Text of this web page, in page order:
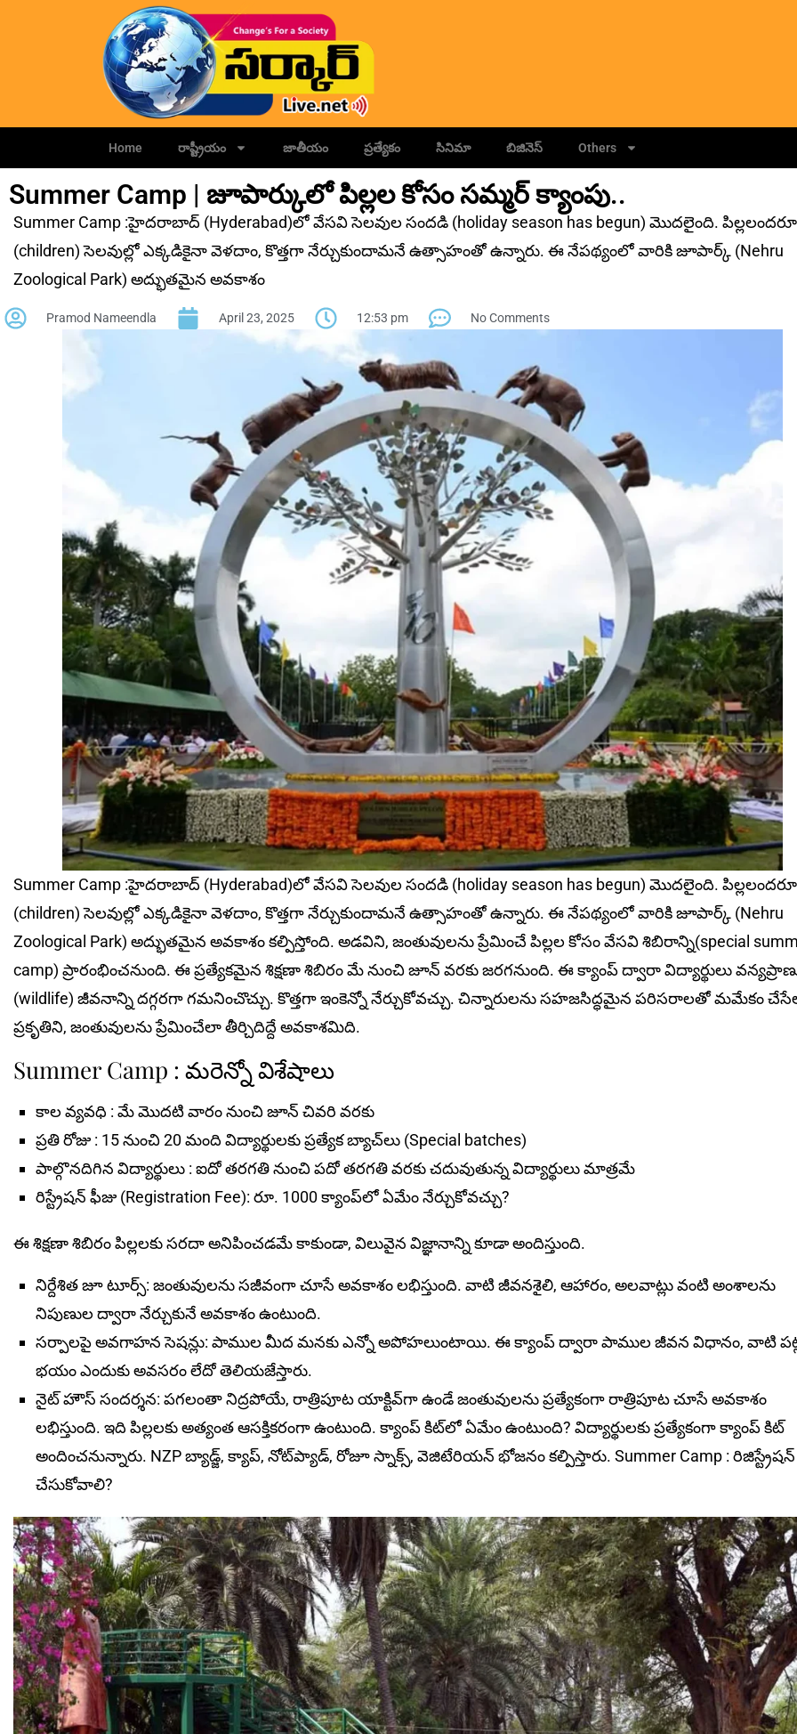
Home రాష్ట్రీయం జాతీయం ప్రత్యేకం సినిమా బిజినెస్ Others
Summer Camp | జూపార్కులో పిల్లల కోసం స‌మ్మర్‌ క్యాంపు..
Summer Camp :హైదరాబాద్ (Hyderabad)లో వేసవి సెలవుల సందడి (holiday season has begun) మొదలైంది. పిల్లలందరూ
(children) సెలవుల్లో ఎక్కడికైనా వెళదాం, కొత్తగా నేర్చుకుందామ‌నే ఉత్సాహంతో ఉన్నారు. ఈ నేప‌థ్యంలో వారికి జూపార్క్‌ (Nehru
Zoological Park) అద్భుతమైన అవకాశం
Pramod Nameendla April 23, 2025 12:53 pm No Comments
Summer Camp :హైదరాబాద్ (Hyderabad)లో వేసవి సెలవుల సందడి (holiday season has begun) మొదలైంది. పిల్లలందరూ
(children) సెలవుల్లో ఎక్కడికైనా వెళదాం, కొత్తగా నేర్చుకుందామ‌నే ఉత్సాహంతో ఉన్నారు. ఈ నేప‌థ్యంలో వారికి జూపార్క్‌ (Nehru
Zoological Park) అద్భుతమైన అవకాశం కల్పిస్తోంది. అడవిని, జంతువులను ప్రేమించే పిల్లల కోసం వేసవి శిబిరాన్ని(special
camp) ప్రారంభించనుంది. ఈ ప్రత్యేకమైన శిక్షణా శిబిరం మే నుంచి జూన్ వరకు జరగనుంది. ఈ క్యాంప్‌ ద్వారా విద్యార్థులు
(wildlife) జీవనాన్ని దగ్గరగా గమనించొచ్చు. కొత్తగా ఇంకెన్నో నేర్చుకోవచ్చు. చిన్నారుల‌ను సహజసిద్ధమైన పరిసరాలతో మమేకం
ప్రకృతిని, జంతువులను ప్రేమించేలా తీర్చిదిద్దే అవకాశమిది.
Summer Camp : మ‌రెన్నో విశేషాలు
కాల వ్యవధి : మే మొదటి వారం నుంచి జూన్ చివరి వరకు
ప్రతి రోజు : 15 నుంచి 20 మంది విద్యార్థులకు ప్రత్యేక బ్యాచ్‌లు (Special batches)
పాల్గొన‌దిగిన విద్యార్థులు : ఐదో తరగతి నుంచి ప‌దో తరగతి వరకు చదువుతున్న విద్యార్థులు మాత్రమే
రిస్ట్రేష‌న్ ఫీజు (Registration Fee): రూ. 1000 క్యాంప్‌లో ఏమేం నేర్చుకోవచ్చు?
ఈ శిక్షణా శిబిరం పిల్లలకు సరదా అనిపించడమే కాకుండా, విలువైన విజ్ఞానాన్ని కూడా అందిస్తుంది.
నిర్దేశిత జూ టూర్స్: జంతువులను సజీవంగా చూసే అవకాశం లభిస్తుంది. వాటి జీవనశైలి, ఆహారం, అలవాట్లు వంటి అంశాలను
నిపుణుల ద్వారా నేర్చుకునే అవకాశం ఉంటుంది.
సర్పాలపై అవగాహన సెషన్లు: పాముల మీద మనకు ఎన్నో అపోహలుంటాయి. ఈ క్యాంప్‌ ద్వారా పాముల జీవన విధానం, వాటి
భయం ఎందుకు అవసరం లేదో తెలియజేస్తారు.
నైట్ హౌస్ సందర్శన: పగలంతా నిద్రపోయే, రాత్రిపూట యాక్టివ్‌గా ఉండే జంతువులను ప్రత్యేకంగా రాత్రిపూట చూసే అవకాశం
లభిస్తుంది. ఇది పిల్లలకు అత్యంత ఆసక్తికరంగా ఉంటుంది. క్యాంప్‌ కిట్‌లో ఏమేం ఉంటుంది? విద్యార్థులకు ప్రత్యేకంగా క్యాంప్ కిట్
అందించనున్నారు. NZP బ్యాడ్జ్, క్యాప్, నోట్‌ప్యాడ్, రోజూ స్నాక్స్, వెజిటేరియన్ భోజనం కల్పిస్తారు. Summer Camp :
చేసుకోవాలి?